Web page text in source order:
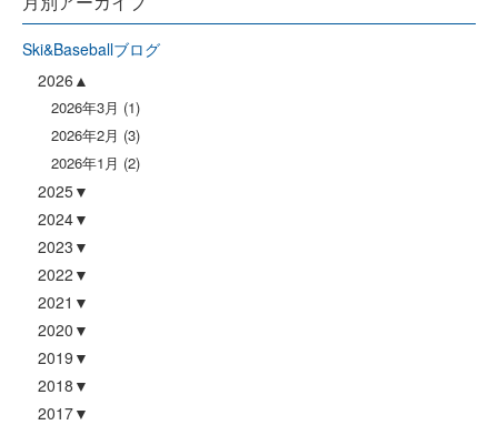
Ski&Baseballブログ
2026
2026年3月 (1)
2026年2月 (3)
2026年1月 (2)
2025
2024
2023
2022
2021
2020
2019
2018
2017